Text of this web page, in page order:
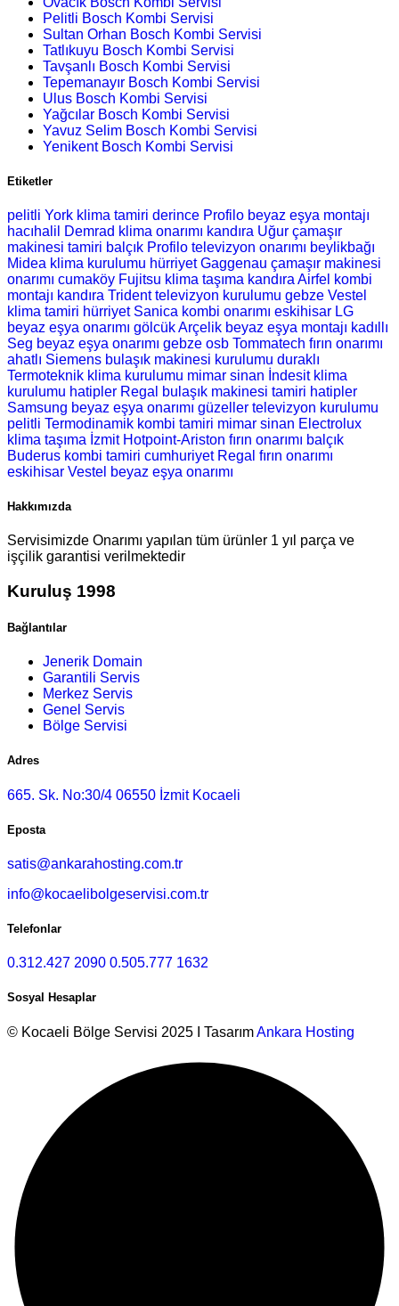
Pelitli Bosch Kombi Servisi
Sultan Orhan Bosch Kombi Servisi
Tatlıkuyu Bosch Kombi Servisi
Tavşanlı Bosch Kombi Servisi
Tepemanayır Bosch Kombi Servisi
Ulus Bosch Kombi Servisi
Yağcılar Bosch Kombi Servisi
Yavuz Selim Bosch Kombi Servisi
Yenikent Bosch Kombi Servisi
Etiketler
pelitli York klima tamiri derince Profilo beyaz eşya montajı
hacıhalil Demrad klima onarımı kandıra Uğur çamaşır
makinesi tamiri balçık Profilo televizyon onarımı beylikbağı
Midea klima kurulumu hürriyet Gaggenau çamaşır makinesi
onarımı cumaköy Fujitsu klima taşıma kandıra Airfel kombi
montajı kandıra Trident televizyon kurulumu gebze Vestel
klima tamiri hürriyet Sanica kombi onarımı eskihisar LG
beyaz eşya onarımı gölcük Arçelik beyaz eşya montajı kadıllı
Seg beyaz eşya onarımı gebze osb Tommatech fırın onarımı
ahatlı Siemens bulaşık makinesi kurulumu duraklı
Termoteknik klima kurulumu mimar sinan İndesit klima
kurulumu hatipler Regal bulaşık makinesi tamiri hatipler
Samsung beyaz eşya onarımı güzeller televizyon kurulumu
pelitli Termodinamik kombi tamiri mimar sinan Electrolux
klima taşıma İzmit Hotpoint-Ariston fırın onarımı balçık
Buderus kombi tamiri cumhuriyet Regal fırın onarımı
eskihisar Vestel beyaz eşya onarımı
Hakkımızda
Servisimizde Onarımı yapılan tüm ürünler 1 yıl parça ve
işçilik garantisi verilmektedir
Kuruluş 1998
Bağlantılar
Jenerik Domain
Garantili Servis
Merkez Servis
Genel Servis
Bölge Servisi
Adres
665. Sk. No:30/4 06550 İzmit Kocaeli
Eposta
satis@ankarahosting.com.tr
info@kocaelibolgeservisi.com.tr
Telefonlar
0.312.427 2090 0.505.777 1632
Sosyal Hesaplar
© Kocaeli Bölge Servisi 2025 I TasarımAnkara Hosting